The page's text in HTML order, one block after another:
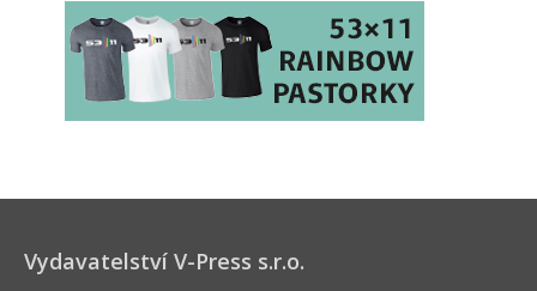
Vydavatelství V-Press s.r.o.